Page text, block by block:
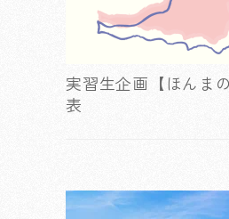
実習生企画【ほんま
表